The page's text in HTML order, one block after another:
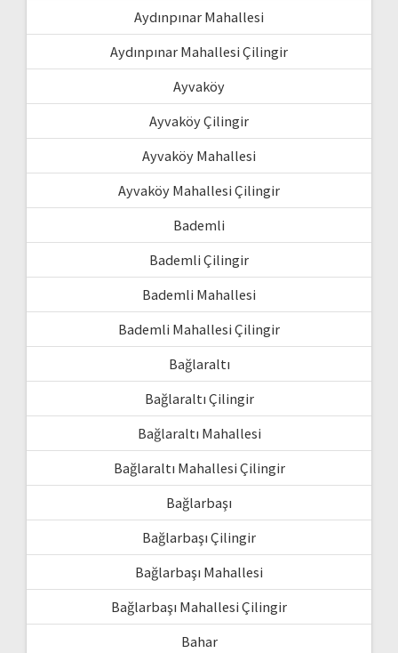
Aydınpınar Mahallesi
Aydınpınar Mahallesi Çilingir
Ayvaköy
Ayvaköy Çilingir
Ayvaköy Mahallesi
Ayvaköy Mahallesi Çilingir
Bademli
Bademli Çilingir
Bademli Mahallesi
Bademli Mahallesi Çilingir
Bağlaraltı
Bağlaraltı Çilingir
Bağlaraltı Mahallesi
Bağlaraltı Mahallesi Çilingir
Bağlarbaşı
Bağlarbaşı Çilingir
Bağlarbaşı Mahallesi
Bağlarbaşı Mahallesi Çilingir
Bahar